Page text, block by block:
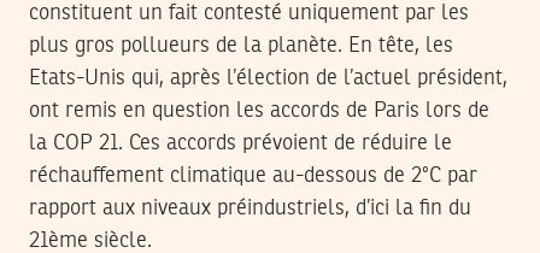
constituent un fait contesté uniquement par les
plus gros pollueurs de la planète. En tête, les
Etats-Unis qui, après l’élection de l’actuel président,
ont remis en question les accords de Paris lors de
la COP 21. Ces accords prévoient de réduire le
réchauffement climatique au-dessous de 2°C par
rapport aux niveaux préindustriels, d’ici la fin du
21ème siècle.